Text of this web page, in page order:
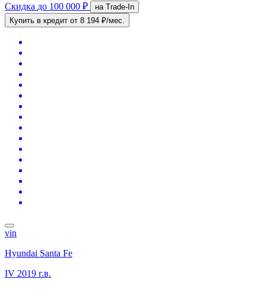
Скидка до 100 000 ₽
на Trade-In
Купить в кредит от 8 194 ₽/мес.
vin
Hyundai Santa Fe
IV 2019 г.в.